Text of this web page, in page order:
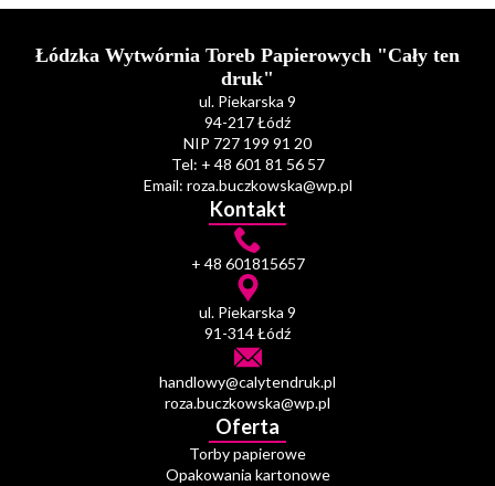
Łódzka Wytwórnia Toreb Papierowych "Cały ten
druk"
ul. Piekarska 9
94-217 Łódź
NIP 727 199 91 20
Tel: + 48 601 81 56 57
Email: roza.buczkowska@wp.pl
Kontakt
+ 48 601815657
ul. Piekarska 9
91-314 Łódź
handlowy@calytendruk.pl
roza.buczkowska@wp.pl
Oferta
Torby papierowe
Opakowania kartonowe